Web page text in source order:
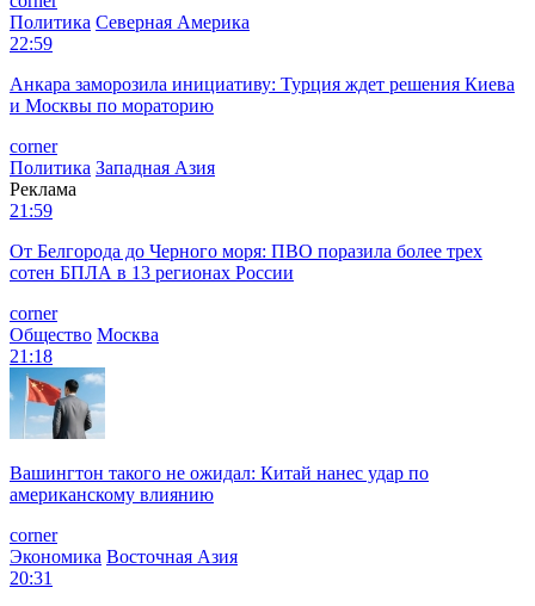
Политика Северная Америка
22:59
Анкара заморозила инициативу: Турция ждет решения Киева
и Москвы по мораторию
corner
Политика Западная Азия
Реклама
21:59
От Белгорода до Черного моря: ПВО поразила более трех
сотен БПЛА в 13 регионах России
corner
Общество Москва
21:18
Вашингтон такого не ожидал: Китай нанес удар по
американскому влиянию
corner
Экономика Восточная Азия
20:31